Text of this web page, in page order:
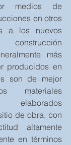
medios de
en otros
a los nuevos
más
producidos en
son de mejor
materiales
de obra, con
altamente
en términos